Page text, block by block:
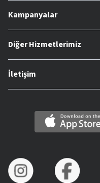
Kampanyalar
Diğer Hizmetlerimiz
İletişim